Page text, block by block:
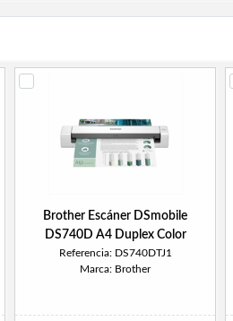
Brother Escáner DSmobile
DS740D A4 Duplex Color
Referencia: DS740DTJ1
Marca: Brother